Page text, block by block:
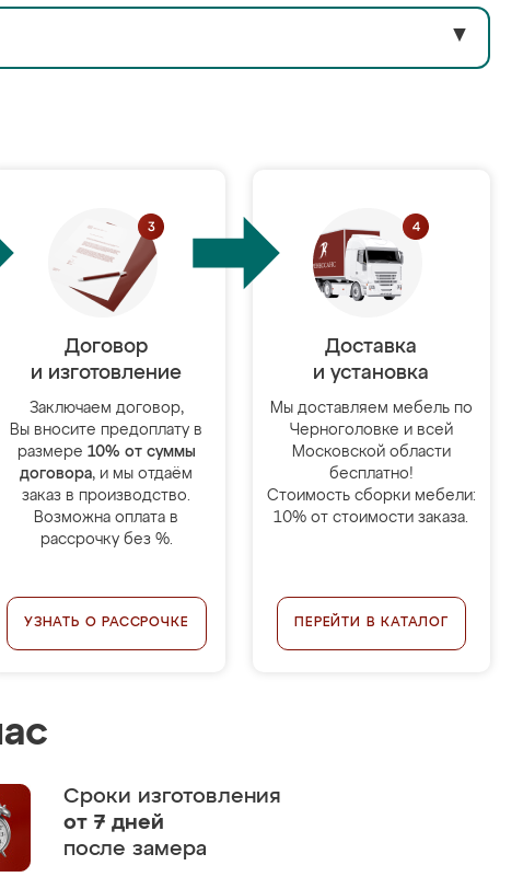
▼
Договор
и изготовление
Заключаем договор,
Вы вносите предоплату в
размере 10% от суммы
договора, и мы отдаём
заказ в производство.
Возможна оплата в
рассрочку без %.
УЗНАТЬ О РАССРОЧКЕ
Доставка
и установка
Мы доставляем мебель по
Черноголовке и всей
Московской области
бесплатно!
Стоимость сборки мебели:
10% от стоимости заказа.
ПЕРЕЙТИ В КАТАЛОГ
Сроки изготовления
от 7 дней
после замера